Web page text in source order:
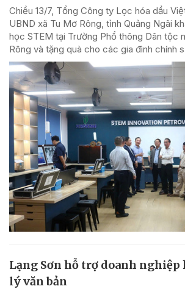
Chiều 13/7, Tổng Công ty Lọc hóa dầu
UBND xã Tu Mơ Rông, tỉnh Quảng Ngãi
học STEM tại Trường Phổ thông Dân tộc
Rông và tặng quà cho các gia đình chính
Lạng Sơn hỗ trợ doanh nghiệp
lý văn bản